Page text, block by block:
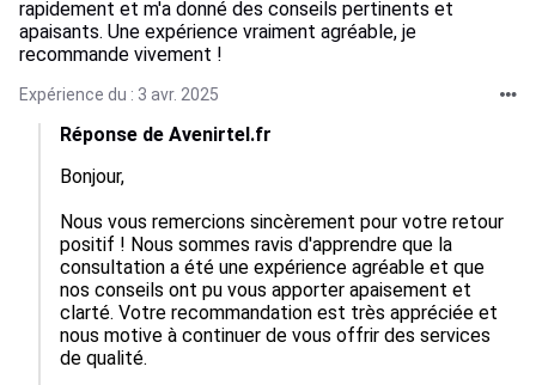
rapidement et m'a donné des conseils pertinents et
apaisants. Une expérience vraiment agréable, je
recommande vivement !
Expérience du : 3 avr. 2025
Réponse de Avenirtel.fr
Bonjour,
Nous vous remercions sincèrement pour votre retour
positif ! Nous sommes ravis d'apprendre que la
consultation a été une expérience agréable et que
nos conseils ont pu vous apporter apaisement et
clarté. Votre recommandation est très appréciée et
nous motive à continuer de vous offrir des services
de qualité.